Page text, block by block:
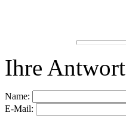
Ihre Antwort
Name:
E-Mail: